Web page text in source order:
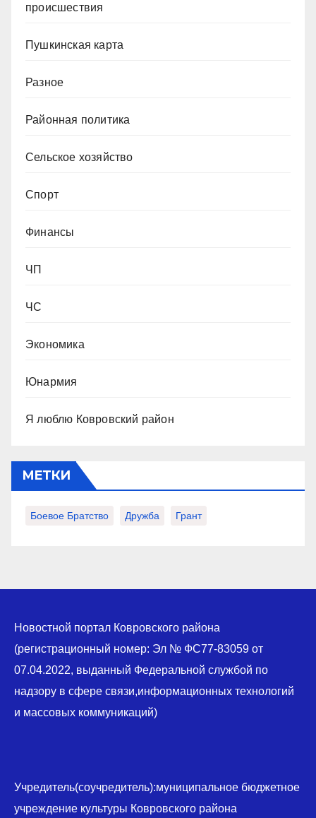
происшествия
Пушкинская карта
Разное
Районная политика
Сельское хозяйство
Спорт
Финансы
ЧП
ЧС
Экономика
Юнармия
Я люблю Ковровский район
МЕТКИ
Боевое Братство Дружба Грант
Новостной портал Ковровского района
(регистрационный номер: Эл № ФС77-83059 от
07.04.2022, выданный Федеральной службой по
надзору в сфере связи,информационных технологий
и массовых коммуникаций)
Учредитель(соучредитель):муниципальное бюджетное
учреждение культуры Ковровского района